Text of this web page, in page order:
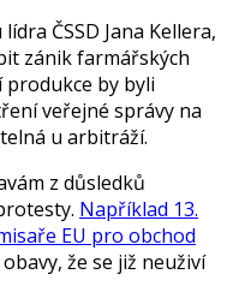
ČSSD Jana Kellera,
zánik farmářských
by byli
veřejné správy na
u arbitráží.
z důsledků
Například 13.
EU pro obchod
že se již neuživí